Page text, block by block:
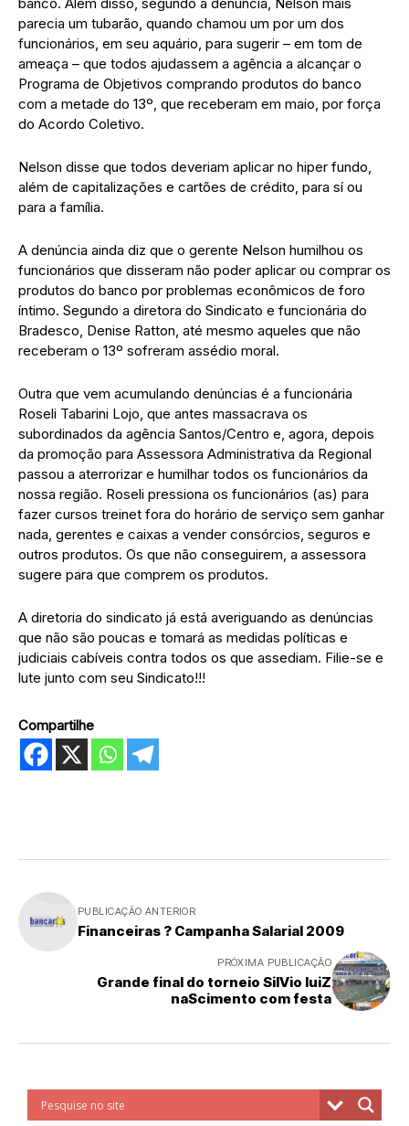
parecia um tubarão, quando chamou um por um dos
funcionários, em seu aquário, para sugerir – em tom de
ameaça – que todos ajudassem a agência a alcançar o
Programa de Objetivos comprando produtos do banco
com a metade do 13º, que receberam em maio, por força
do Acordo Coletivo.
Nelson disse que todos deveriam aplicar no hiper fundo,
além de capitalizações e cartões de crédito, para sí ou
para a família.
A denúncia ainda diz que o gerente Nelson humilhou os
funcionários que disseram não poder aplicar ou comprar os
produtos do banco por problemas econômicos de foro
íntimo. Segundo a diretora do Sindicato e funcionária do
Bradesco, Denise Ratton, até mesmo aqueles que não
receberam o 13º sofreram assédio moral.
Outra que vem acumulando denúncias é a funcionária
Roseli Tabarini Lojo, que antes massacrava os
subordinados da agência Santos/Centro e, agora, depois
da promoção para Assessora Administrativa da Regional
passou a aterrorizar e humilhar todos os funcionários da
nossa região. Roseli pressiona os funcionários (as) para
fazer cursos treinet fora do horário de serviço sem ganhar
nada, gerentes e caixas a vender consórcios, seguros e
outros produtos. Os que não conseguirem, a assessora
sugere para que comprem os produtos.
A diretoria do sindicato já está averiguando as denúncias
que não são poucas e tomará as medidas políticas e
judiciais cabíveis contra todos os que assediam. Filie-se e
lute junto com seu Sindicato!!!
Compartilhe
PUBLICAÇÃO ANTERIOR
Financeiras ? Campanha Salarial 2009
PRÓXIMA PUBLICAÇÃO
Grande final do torneio SilVio luiZ
naScimento com festa